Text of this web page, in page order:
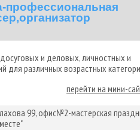
профессиональная
и деловых, личностных и
для различных возрастных
перейти на мини-
99, офис№2-мастерская